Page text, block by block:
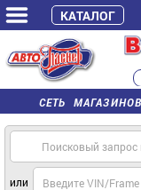
СЕТЬ
часы
или
КАТАЛОГ